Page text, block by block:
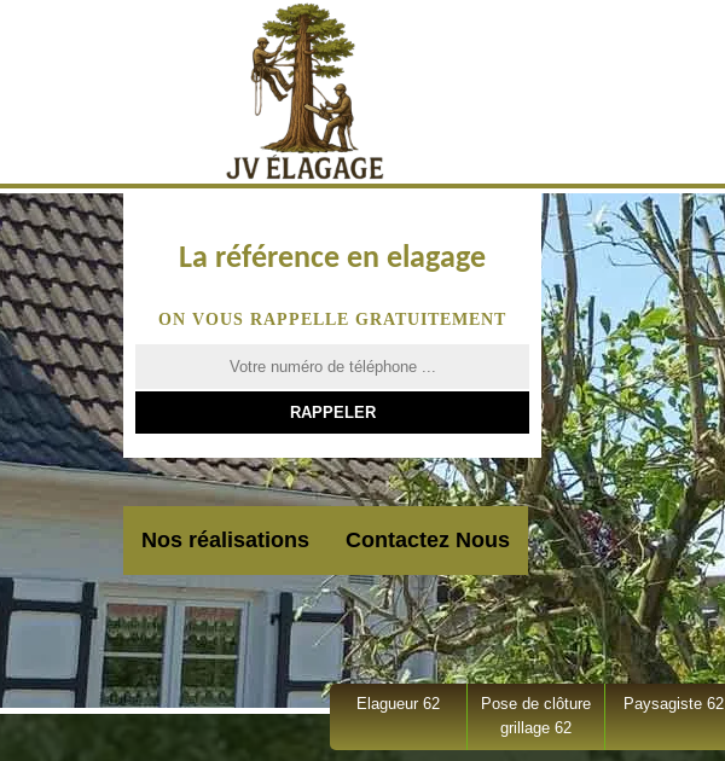
La référence en elagage
ON VOUS RAPPELLE GRATUITEMENT
Nos réalisations Contactez Nous
Elagueur 62
Pose de clôture
grillage 62
Paysagiste 62